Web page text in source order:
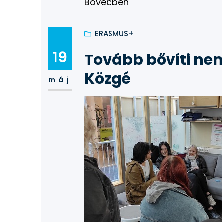
19
máj
ERASMUS+
Tovább bővíti
Közgé